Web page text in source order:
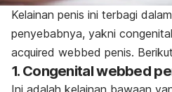
Kelainan penis ini terbagi
penyebabnya, yakni
acquired webbed penis.
1. Congenital webbed
Ini adalah kelainan bawaan